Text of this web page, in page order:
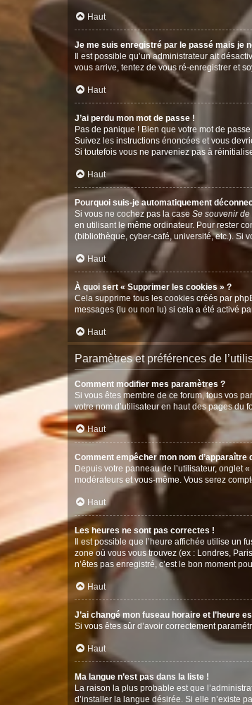
Haut
Je me suis enregistré par le passé mais je
Il est possible qu’un administrateur ait
vous arrive, tentez de vous ré-enregistrer et
Haut
J’ai perdu mon mot de passe !
Pas de panique ! Bien que votre mot de
Suivez les instructions énoncées et vous
Si toutefois vous ne parveniez pas à
Haut
Pourquoi suis-je automatiquement
Si vous ne cochez pas la case Se souvenir de
en utilisant le même ordinateur. Pour rester
(bibliothèque, cyber-café, université, etc.). Si
Haut
À quoi sert « Supprimer les cookies » ?
Cela supprime tous les cookies créés par
messages (lu ou non lu) si cela a été activé
Haut
Paramètres et préférences de
Comment modifier mes paramètres ?
Si vous êtes membre de ce forum, tous vos
votre nom d’utilisateur en haut des pages du
Haut
Comment empêcher mon nom
Depuis votre panneau de l’utilisateur, onglet
modérateurs et vous-même. Vous serez
Haut
Les heures ne sont pas correctes !
Il est possible que l’heure affichée utilise un
zone où vous vous trouvez (ex : Londres,
n’êtes pas enregistré, c’est le bon moment
Haut
J’ai changé mon fuseau horaire et l’heure
Si vous êtes sûr d’avoir correctement
Haut
Ma langue n’est pas dans la liste !
La raison la plus probable est que
d’installer la langue désirée. Si elle n’existe